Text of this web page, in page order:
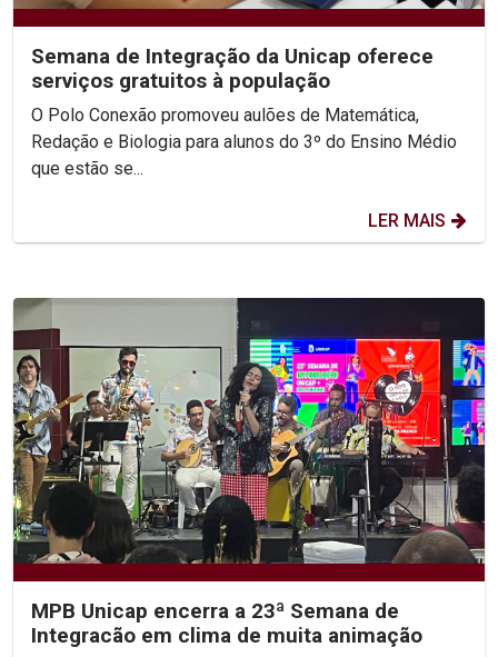
Semana de Integração da Unicap oferece
serviços gratuitos à população
O Polo Conexão promoveu aulões de Matemática,
Redação e Biologia para alunos do 3º do Ensino Médio
que estão se...
LER MAIS
MPB Unicap encerra a 23ª Semana de
Integracão em clima de muita animação